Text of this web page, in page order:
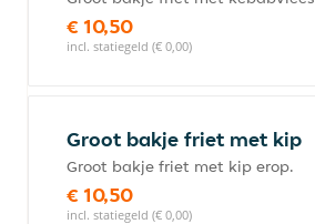
€ 10,50
incl. statiegeld (€ 0,00)
Groot bakje friet met kip
Groot bakje friet met kip erop.
€ 10,50
incl. statiegeld (€ 0,00)